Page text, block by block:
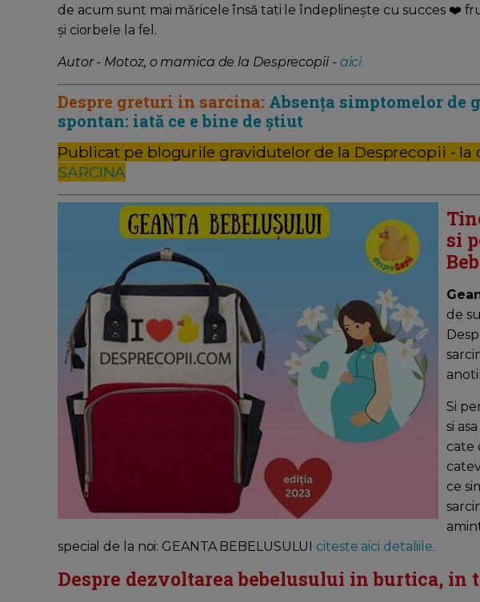
de acum sunt mai măricele însă tati le îndeplinește cu succes ❤️
și ciorbele la fel.
Autor - Motoz, o mamica de la Desprecopii - aici
Despre greturi in sarcina: Absența simptomelor de
spontan: iată ce e bine de știut
Publicat pe blogurile gravidutelor de la Desprecopii -
SARCINA
si
de
Si
si
cate
ce
special de la noi: GEANTA BEBELUSULUI citeste aici detaliile.
Despre dezvoltarea bebelusului in burtica,